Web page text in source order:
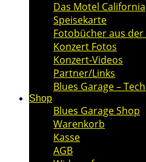
Das Motel California
Speisekarte
Fotobücher aus der
Konzert Fotos
Konzert-Videos
Partner/Links
Blues Garage –
Shop
Blues Garage Shop
Warenkorb
Kasse
AGB